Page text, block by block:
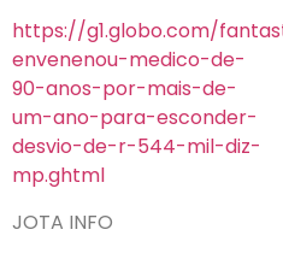
https://g1.globo.com/
envenenou-medico-de-
90-anos-por-mais-de-
um-ano-para-esconder-
desvio-de-r-544-mil-diz-
mp.ghtml
JOTA INFO